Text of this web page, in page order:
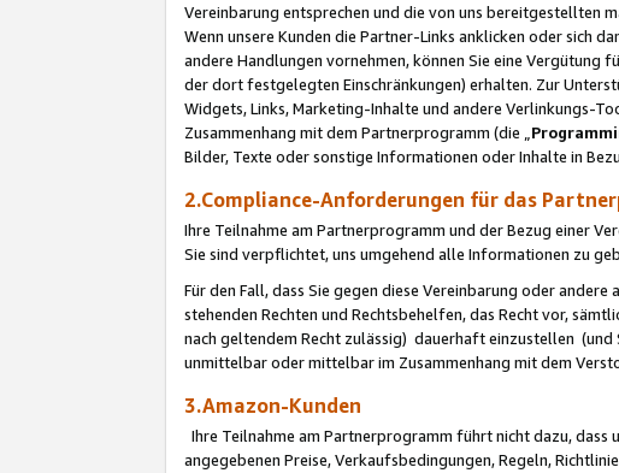
Vereinbarung entsprechen und die von uns bereitgestellten
Wenn unsere Kunden die Partner-Links anklicken oder sich
andere Handlungen vornehmen, können Sie eine Vergütung
der dort festgelegten Einschränkungen) erhalten. Zur
Widgets, Links, Marketing-Inhalte und andere Verlinkungs-
Zusammenhang mit dem Partnerprogramm (die „
Bilder, Texte oder sonstige Informationen oder Inhalte in
2.Compliance-Anforderungen für das
Ihre Teilnahme am Partnerprogramm und der Bezug einer
Sie sind verpflichtet, uns umgehend alle Informationen zu
Für den Fall, dass Sie gegen diese Vereinbarung oder
stehenden Rechten und Rechtsbehelfen, das Recht vor,
nach geltendem Recht zulässig) dauerhaft einzustellen (und
unmittelbar oder mittelbar im Zusammenhang mit dem
3.Amazon-Kunden
Ihre Teilnahme am Partnerprogramm führt nicht dazu, dass
angegebenen Preise, Verkaufsbedingungen, Regeln,